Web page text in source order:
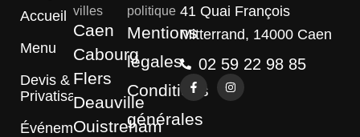
Accueil
Menu
Devis &
Privatisation
Événements
villes
Caen
Cabourg
Flers
Deauville
Ouistreham
politique
Mentions
légales
Conditions
générales
41 Quai François
Mitterrand, 14000 Caen
02 59 22 98 85